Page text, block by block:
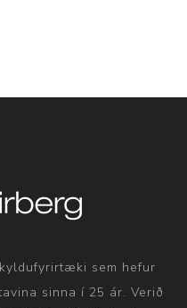
sem hefur
sinna í 25 ár. Verið